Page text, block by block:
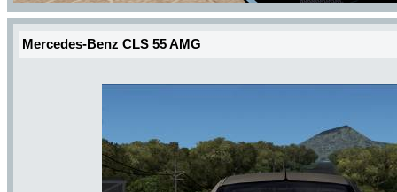
Mercedes-Benz CLS 55 AMG